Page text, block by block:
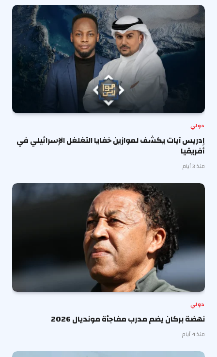
دولي
إدريس آيات يكشف لموازين خفايا التغلغل الإسرائيلي في
أفريقيا
منذ 3 أيام
دولي
نهضة بركان يضم مدرب مفاجأة مونديال 2026
منذ 4 أيام